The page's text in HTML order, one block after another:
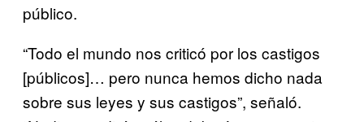
público.
“Todo el mundo nos criticó por los castigos
[públicos]… pero nunca hemos dicho nada
sobre sus leyes y sus castigos”, señaló.